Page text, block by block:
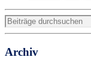
Archiv